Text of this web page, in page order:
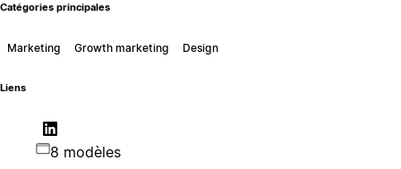
Catégories principales
Marketing Growth marketing Design
Liens
8 modèles